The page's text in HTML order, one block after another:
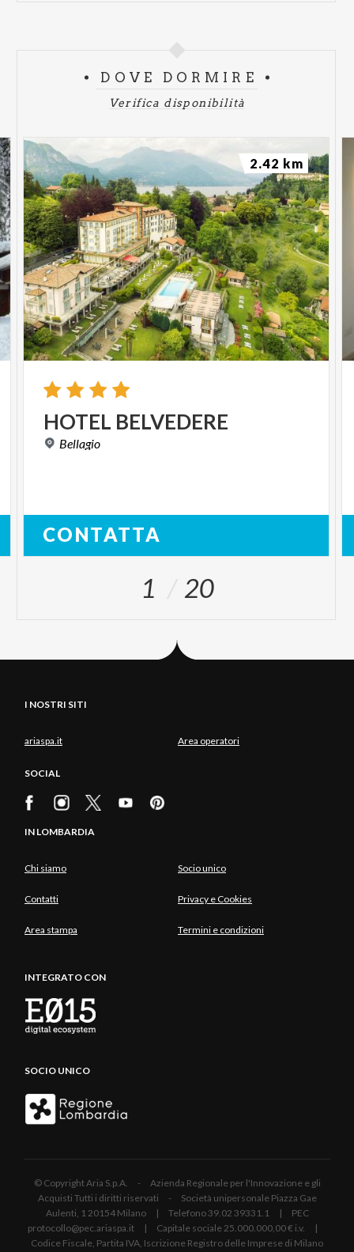
DOVE DORMIRE
Verifica disponibilità
HOTEL BELVEDERE
Bellagio
CONTATTA
2.42 km
1 20
I NOSTRI SITI
ariaspa.it Area operatori
SOCIAL
IN LOMBARDIA
Chi siamo Socio unico
Contatti Privacy e Cookies
Area stampa Termini e condizioni
INTEGRATO CON
SOCIO UNICO
© Copyright Aria S.p.A. - Azienda Regionale per l'Innovazione e gli
Acquisti Tutti i diritti riservati - Società unipersonale Piazza Gae
Aulenti, 1 20154 Milano | Telefono 39.02 39331.1 | PEC
protocollo@pec.ariaspa.it | Capitale sociale 25.000.000,00 € i.v. |
Codice Fiscale, Partita IVA, Iscrizione Registro delle Imprese di Milano